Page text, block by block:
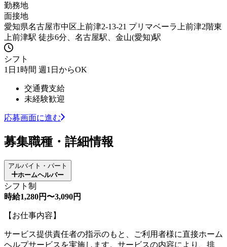
勤務地
面接地
愛知県名古屋市中区上前津2-13-21 プリマベーラ上前津2階東
上前津駅 徒歩6分、名古屋駅、金山(愛知)駅
シフト
1日1時間 週1日からOK
交通費支給
未経験歓迎
応募画面に進む
募集職種・詳細情報
アルバイト・パート
ホームヘルパー
シフト制
時給1,280円〜3,090円
【お仕事内容】
サービス提供責任者の指示のもと、ご利用者様に直接ホーム
ヘルプサービスを実施します。サービスの内容により、排